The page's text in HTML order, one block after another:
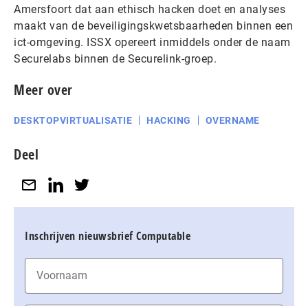
Amersfoort dat aan ethisch hacken doet en analyses
maakt van de beveiligingskwetsbaarheden binnen een
ict-omgeving. ISSX opereert inmiddels onder de naam
Securelabs binnen de Securelink-groep.
Meer over
DESKTOPVIRTUALISATIE HACKING OVERNAME
Deel
Inschrijven nieuwsbrief Computable